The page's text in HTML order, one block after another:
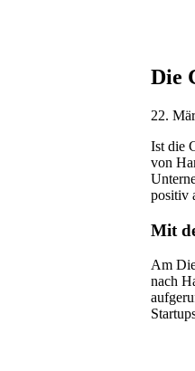
Die
22.
Ist die
von
positiv
Mit
Am
nach